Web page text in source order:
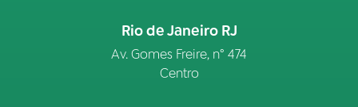
Rio de Janeiro RJ
Av. Gomes Freire, n° 474
Centro